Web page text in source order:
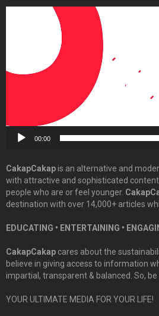
00:00
CakapCakapis an alternative and
with attractive and sophisticated
people who are or feel younger.
destination with over 14,000+ articles
EDUCATING • ENTERTAINING •
CakapCakap cares about the
believe in giving access to information
impartial, transparent & balanced. So,
YOUR ULTIMATE MEDIA FOR YOUR LIFE!